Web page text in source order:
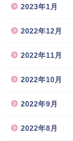
2023年1月
2022年12月
2022年11月
2022年10月
2022年9月
2022年8月